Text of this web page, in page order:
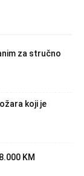
za stručno
koji je
KM